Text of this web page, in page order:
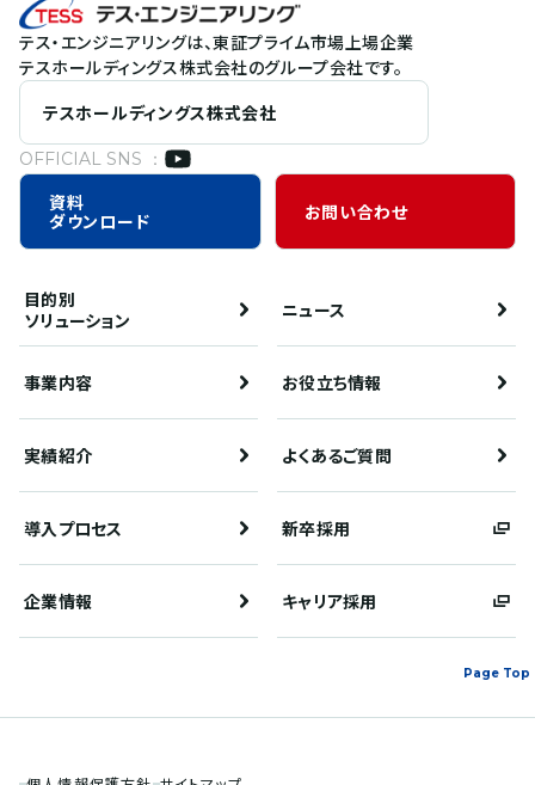
テス・エンジニアリングは、東証プライム市場上場企業
テスホールディングス株式会社のグループ会社です。
テスホールディングス株式会社
OFFICIAL SNS ：
資料
ダウンロード
お問い合わせ
目的別
ソリューション
ニュース
事業内容 お役立ち情報
実績紹介 よくあるご質問
導入プロセス 新卒採用
企業情報 キャリア採用
Page Top